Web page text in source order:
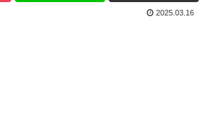
2025.03.16